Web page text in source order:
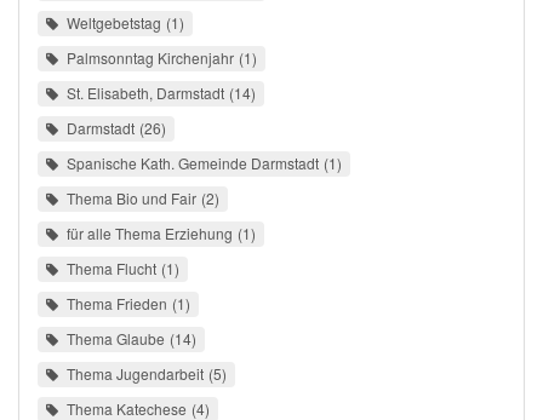
Weltgebetstag 1
Palmsonntag Kirchenjahr 1
St. Elisabeth, Darmstadt 14
Darmstadt 26
Spanische Kath. Gemeinde Darmstadt 1
Thema Bio und Fair 2
für alle Thema Erziehung 1
Thema Flucht 1
Thema Frieden 1
Thema Glaube 14
Thema Jugendarbeit 5
Thema Katechese 4